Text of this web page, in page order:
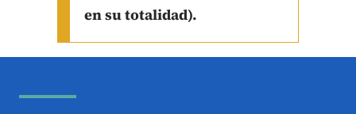
en su totalidad).